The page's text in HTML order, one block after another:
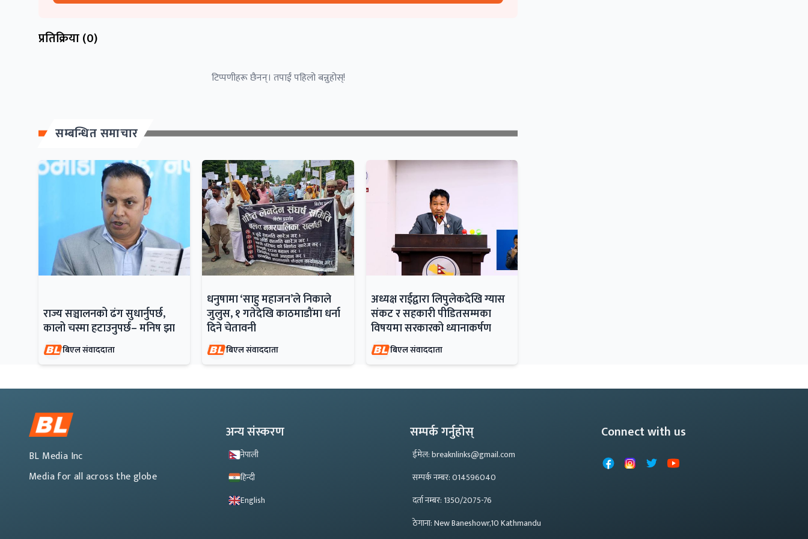
प्रतिक्रिया (0)
टिप्पणीहरू छैनन्। तपाईं पहिलो बन्नुहोस्!
सम्बन्धित समाचार
राज्य सञ्चालनको ढंग सुधार्नुपर्छ,
कालो चस्मा हटाउनुपर्छ– मनिष झा
बिएल संवाददाता
धनुषामा ‘साहु महाजन’ले निकाले
जुलुस, १ गतेदेखि काठमाडौंमा धर्ना
दिने चेतावनी
बिएल संवाददाता
अध्यक्ष राईद्वारा लिपुलेकदेखि ग्यास
संकट र सहकारी पीडितसम्मका
विषयमा सरकारको ध्यानाकर्षण
बिएल संवाददाता
BL Media Inc
Media for all across the globe
अन्य संस्करण
नेपाली
हिन्दी
English
सम्पर्क गर्नुहोस्
ईमेल: breaknlinks@gmail.com
सम्पर्क नम्बर: 014596040
दर्ता नम्बर: 1350/2075-76
ठेगाना: New Baneshowr,10 Kathmandu
Connect with us
FacebookInstagram
X YouTube